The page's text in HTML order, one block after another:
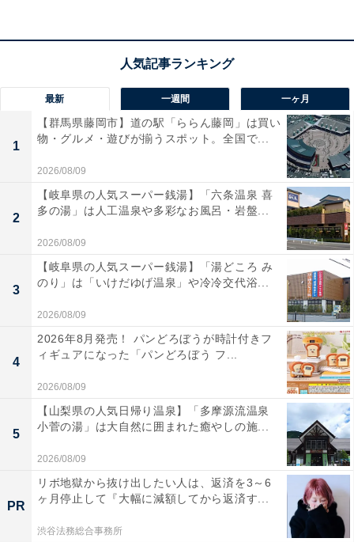
がもう少し欲しかった」という声も。荷物をたっぷりス
マートに持ち歩きたい人や、実用性とデザイン性を両立
させたい人には、おすすめの商品といえそうです。
【AmazonスマイルSALE】サムソナイト
「スーツケース」が特別価格で登場中【1月
30日】
【今日チェックしたい】THE NORTH FACEの人
気商品5選
最新 一週間 一ヶ月
1
【群馬県藤岡市】道の駅「ららん藤岡」は買い
物・グルメ・遊びが揃うスポット。全国で...
2026/08/09
2
【岐阜県の人気スーパー銭湯】「六条温泉 喜
多の湯」は人工温泉や多彩なお風呂・岩盤...
2026/08/09
3
【岐阜県の人気スーパー銭湯】「湯どころ み
のり」は「いけだゆげ温泉」や冷冷交代浴...
2026/08/09
4
2026年8月発売！ パンどろぼうが時計付きフ
ィギュアになった「パンどろぼう フ...
2026/08/09
5
【山梨県の人気日帰り温泉】「多摩源流温泉
小菅の湯」は大自然に囲まれた癒やしの施...
2026/08/09
PR
リボ地獄から抜け出したい人は、返済を3～6
ヶ月停止して『大幅に減額してから返済す...
渋谷法務総合事務所